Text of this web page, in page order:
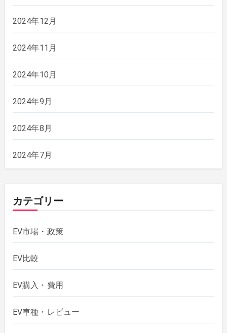
2024年12月
2024年11月
2024年10月
2024年9月
2024年8月
2024年7月
カテゴリー
EV市場・政策
EV比較
EV購入・費用
EV車種・レビュー